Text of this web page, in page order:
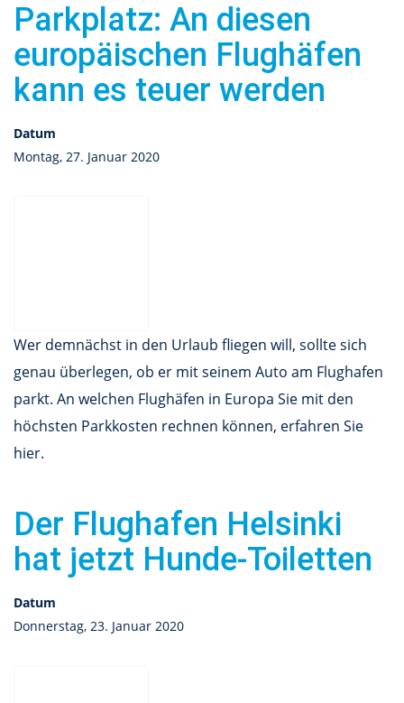
Parkplatz: An diesen
europäischen Flughäfen
kann es teuer werden
Datum
Montag, 27. Januar 2020
Wer demnächst in den Urlaub fliegen will, sollte sich
genau überlegen, ob er mit seinem Auto am Flughafen
parkt. An welchen Flughäfen in Europa Sie mit den
höchsten Parkkosten rechnen können, erfahren Sie
hier.
Der Flughafen Helsinki
hat jetzt Hunde-Toiletten
Datum
Donnerstag, 23. Januar 2020